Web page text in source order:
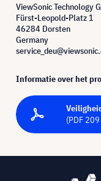
ViewSonic Technology
Fürst-Leopold-Platz 1
46284 Dorsten
Germany
Informatie over het
(PDF